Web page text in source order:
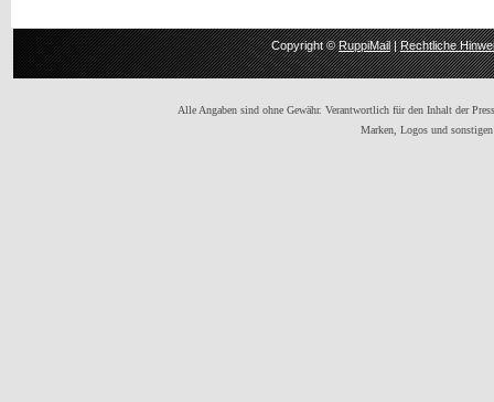
Copyright ©RuppiMail|Rechtliche
Alle Angaben sind ohne Gewähr. Verantwortlich für den Inhalt der
Marken, Logos und